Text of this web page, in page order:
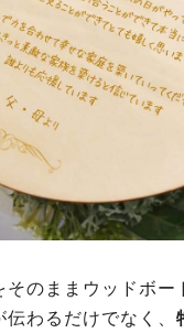
そのままウッドボー
伝わるだけでなく、